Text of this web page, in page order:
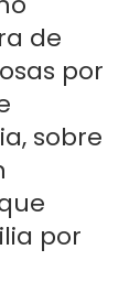
de
por
sobre
por